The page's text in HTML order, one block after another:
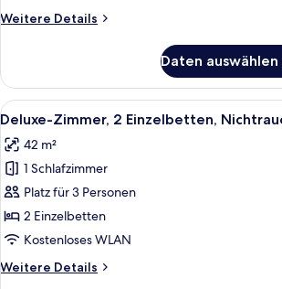
Weitere Details
Weitere
Mehrere
Betten,
Nichtraucher
Daten
Alle
Fotos
für
Deluxe-
Zimmer,
2 Einzelbetten,
Nichtraucher,
anzeigen
Ein
6
Deluxe-Zimmer, 2 Einzelbetten,
42 m²
1 Schlafzimmer
Platz für 3 Personen
2 Einzelbetten
Kostenloses WLAN
Weitere Details
Weitere